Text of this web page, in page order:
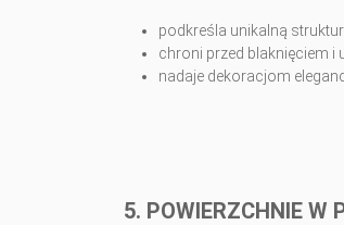
podkreśla unikalną
chroni przed blaknięciem i
nadaje dekoracjom
5. POWIERZCHNIE W